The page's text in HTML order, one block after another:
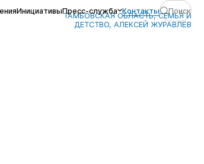
ИнициативыПресс-служба Контакты Поиск
ТАМБОВСКАЯ ОБЛАСТЬ, СЕМЬЯ И
ДЕТСТВО, АЛЕКСЕЙ ЖУРАВЛЁВ